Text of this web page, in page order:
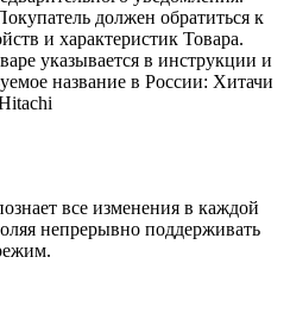
должен обратиться к
и характеристик Товара.
указывается в инструкции и
название в России: Хитачи
все изменения в каждой
непрерывно поддерживать